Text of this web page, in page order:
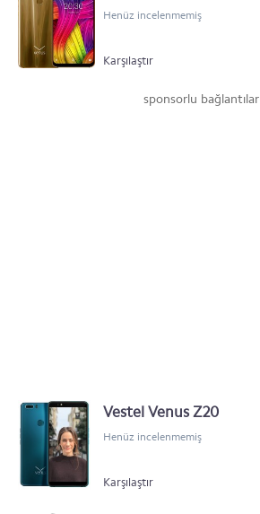
Henüz incelenmemiş
Karşılaştır
sponsorlu bağlantılar
Vestel Venus Z20
Henüz incelenmemiş
Karşılaştır